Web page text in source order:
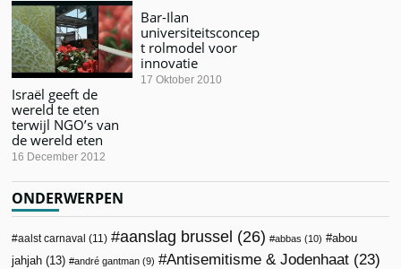
Israël geeft de
wereld te eten
terwijl NGO’s van
de wereld eten
16 December 2012
Bar-Ilan
universiteitsconcep
t rolmodel voor
innovatie
17 Oktober 2010
ONDERWERPEN
aalst carnaval (11) aanslag brussel (26) abbas (10)
abou
jahjah (13) andré gantman (9) Antisemitisme & Jodenhaat (23)